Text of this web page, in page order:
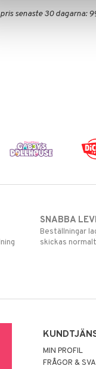
senaste 30 dagarna:
SNABBA
Beställningar
skickas
MIN PROFIL
FRÅGOR &